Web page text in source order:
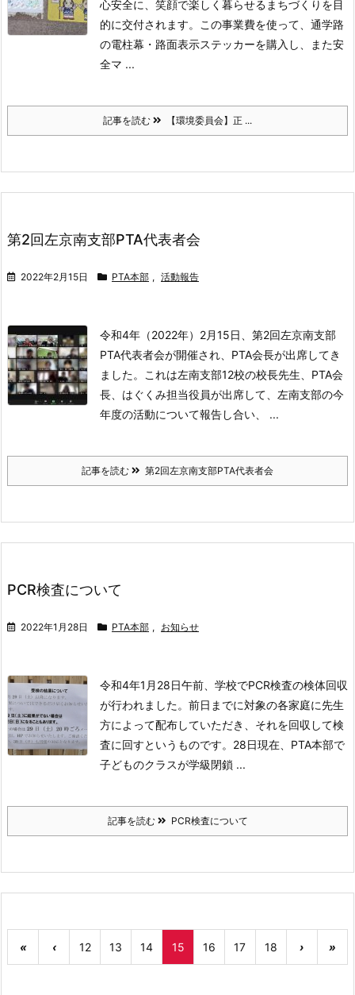
⼼安全に、笑顔で楽しく暮らせるまちづくりを⽬
的に交付されます。
この事業費を使って、通学路
の電柱幕・路⾯表⽰ステッカーを購⼊し、また安
全マ ...
記事を読む 【環境委員会】正 ...
第2回左京南支部PTA代表者会
2022年2月15日 PTA本部 , 活動報告
令和4年（2022年）2月15日、第2回左京南支部
PTA代表者会が開催され、PTA会長が出席してき
ました。
これは左南支部12校の校長先生、PTA会
長、はぐくみ担当役員が出席して、左南支部の今
年度の活動について報告し合い、 ...
記事を読む 第2回左京南支部PTA代表者会
PCR検査について
2022年1月28日 PTA本部 , お知らせ
令和4年1月28日午前、学校でPCR検査の検体回収
が行われました。 前日までに対象の各家庭に先生
方によって配布していただき、それを回収して検
査に回すというものです。 28日現在、PTA本部で
子どものクラスが学級閉鎖 ...
記事を読む PCR検査について
« ‹ 12 13 14 15 16 17 18 › »